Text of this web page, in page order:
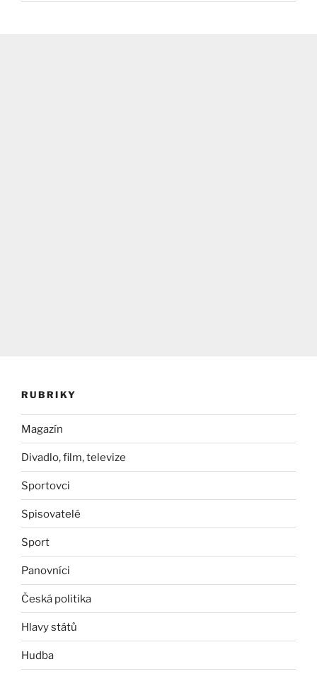
RUBRIKY
Magazín
Divadlo, film, televize
Sportovci
Spisovatelé
Sport
Panovníci
Česká politika
Hlavy států
Hudba